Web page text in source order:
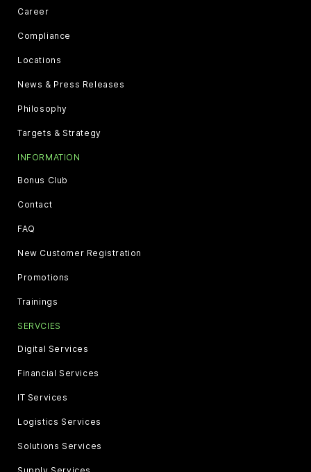
Career
Compliance
Locations
News & Press Releases
Philosophy
Targets & Strategy
INFORMATION
Bonus Club
Contact
FAQ
New Customer Registration
Promotions
Trainings
SERVCIES
Digital Services
Financial Services
IT Services
Logistics Services
Solutions Services